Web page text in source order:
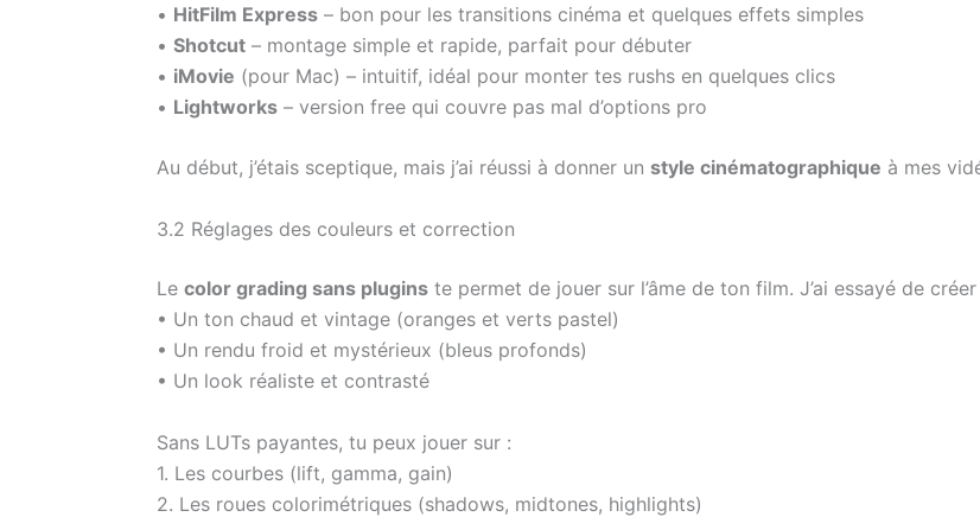
• HitFilm Express – bon pour les transitions cinéma et quelques effets simples
• Shotcut – montage simple et rapide, parfait pour débuter
• iMovie (pour Mac) – intuitif, idéal pour monter tes rushs en quelques clics
• Lightworks – version free qui couvre pas mal d’options pro
Au début, j’étais sceptique, mais j’ai réussi à donner un style cinématographique à mes
3.2 Réglages des couleurs et correction
Le color grading sans plugins te permet de jouer sur l’âme de ton film. J’ai essayé de
• Un ton chaud et vintage (oranges et verts pastel)
• Un rendu froid et mystérieux (bleus profonds)
• Un look réaliste et contrasté
Sans LUTs payantes, tu peux jouer sur :
1. Les courbes (lift, gamma, gain)
2. Les roues colorimétriques (shadows, midtones, highlights)